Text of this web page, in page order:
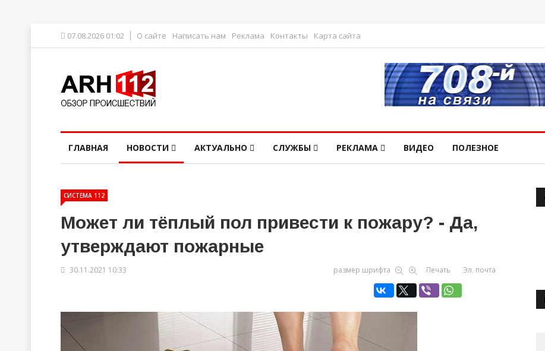
07.08.2026 01:02 О сайте Написать нам Реклама Контакты Карта сайта
ГЛАВНАЯ НОВОСТИ АКТУАЛЬНО СЛУЖБЫ РЕКЛАМА ВИДЕО ПОЛЕЗНОЕ
СИСТЕМА 112
Может ли тёплый пол привести к пожару? - Да,
утверждают пожарные
30.11.2021 10:33 размер шрифта Печать Эл. почта